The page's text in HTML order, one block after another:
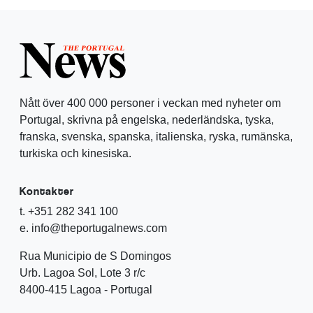
Nått över 400 000 personer i veckan med nyheter om
Portugal, skrivna på engelska, nederländska, tyska,
franska, svenska, spanska, italienska, ryska, rumänska,
turkiska och kinesiska.
Kontakter
t. +351 282 341 100
e. info@theportugalnews.com
Rua Municipio de S Domingos
Urb. Lagoa Sol, Lote 3 r/c
8400-415 Lagoa - Portugal